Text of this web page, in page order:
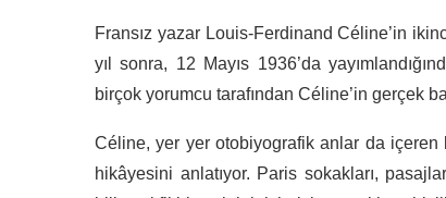
Fransız yazar Louis-Ferdinand Céline’in
yıl sonra, 12 Mayıs 1936’da
birçok yorumcu tarafından Céline’in gerçek
Céline, yer yer otobiyografik anlar da içeren
hikâyesini anlatıyor. Paris sokakları,